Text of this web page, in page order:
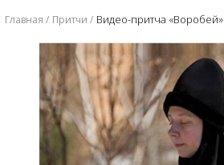
Главная Притчи Видео-притча «Воробей»